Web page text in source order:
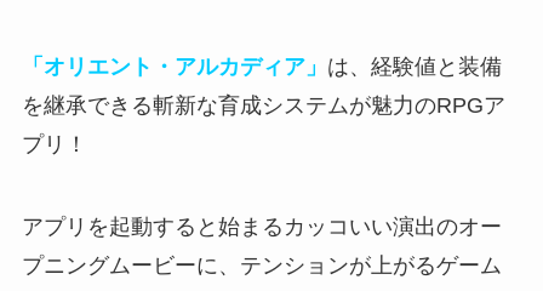
「オリエント・アルカディア」 は、経験値と装備
を継承できる斬新な育成システムが魅力のRPGア
プリ！
アプリを起動すると始まるカッコいい演出のオー
プニングムービーに、テンションが上がるゲーム